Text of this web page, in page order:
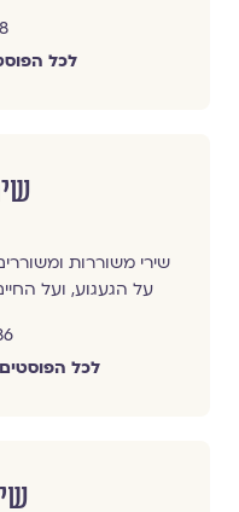
28
לכל
שירי משוררות
על הגעגוע, ועל
286
לכל